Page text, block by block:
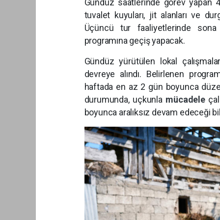
Gündüz saatlerinde görev yapan
tuvalet kuyuları, jit alanları ve
Üçüncü tur faaliyetlerinde
programına geçiş yapacak.
Gündüz yürütülen lokal
devreye alındı. Belirlenen
haftada en az 2 gün boyunca
durumunda, uçkunla mücadele
boyunca aralıksız devam edeceği